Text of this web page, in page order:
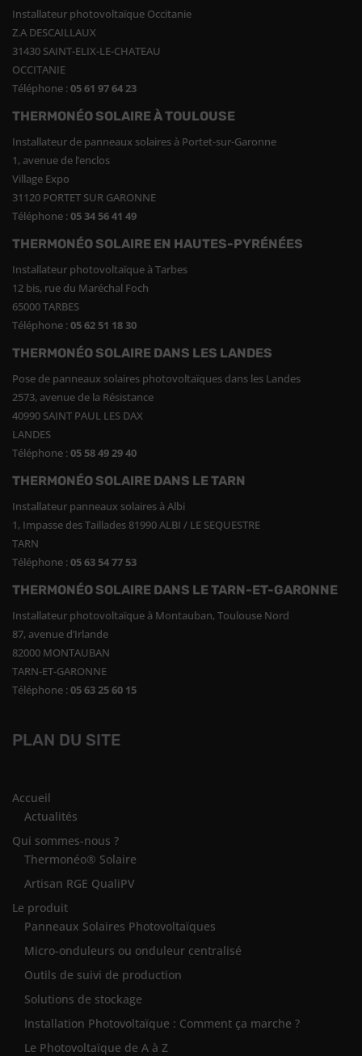
Installateur photovoltaïque Occitanie
Z.A DESCAILLAUX
31430 SAINT-ELIX-LE-CHATEAU
OCCITANIE
Téléphone :05 61 97 64 23
THERMONÉO SOLAIRE À TOULOUSE
Installateur de panneaux solaires à Portet-sur-Garonne
1, avenue de l’enclos
Village Expo
31120 PORTET SUR GARONNE
Téléphone :05 34 56 41 49
THERMONÉO SOLAIRE EN HAUTES-PYRÉNÉES
Installateur photovoltaïque à Tarbes
12 bis, rue du Maréchal Foch
65000 TARBES
Téléphone :05 62 51 18 30
THERMONÉO SOLAIRE DANS LES LANDES
Pose de panneaux solaires photovoltaïques dans les Landes
2573, avenue de la Résistance
40990 SAINT PAUL LES DAX
LANDES
Téléphone :05 58 49 29 40
THERMONÉO SOLAIRE DANS LE TARN
Installateur panneaux solaires à Albi
1, Impasse des Taillades 81990 ALBI / LE SEQUESTRE
TARN
Téléphone :05 63 54 77 53
THERMONÉO SOLAIRE DANS LE TARN-ET-GARONNE
Installateur photovoltaïque à Montauban, Toulouse Nord
87, avenue d’Irlande
82000 MONTAUBAN
TARN-ET-GARONNE
Téléphone :05 63 25 60 15
PLAN DU SITE
Accueil
Actualités
Qui sommes-nous ?
Thermonéo® Solaire
Artisan RGE QualiPV
Le produit
Panneaux Solaires Photovoltaïques
Micro-onduleurs ou onduleur centralisé
Outils de suivi de production
Solutions de stockage
Installation Photovoltaïque : Comment ça marche ?
Le Photovoltaïque de A à Z